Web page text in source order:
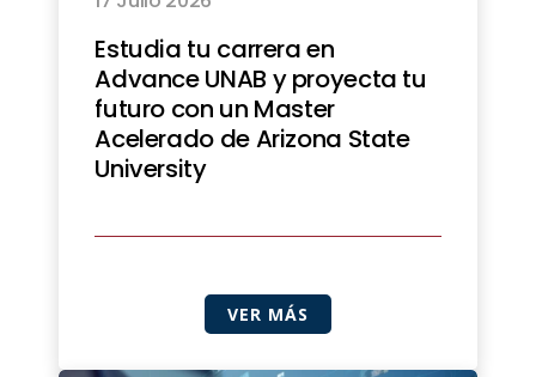
Estudia tu carrera en
Advance UNAB y proyecta tu
futuro con un Master
Acelerado de Arizona State
University
VER MÁS